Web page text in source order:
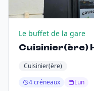
Le buffet de la gare
Cuisinier(ère)
Cuisinier(ère)
4 créneaux
Lun